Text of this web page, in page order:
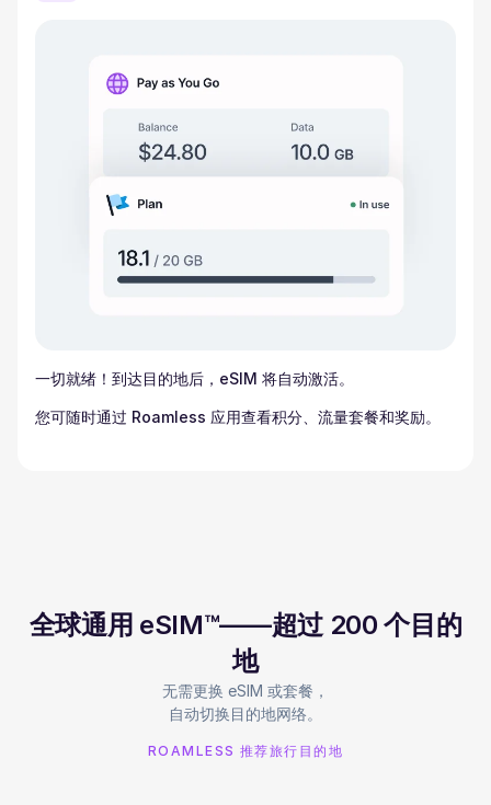
一切就绪！到达目的地后，eSIM 将自动激活。
您可随时通过 Roamless 应用查看积分、流量套餐和奖励。
全球通用 eSIM™——超过 200 个目的
地
无需更换 eSIM 或套餐，
自动切换目的地网络。
ROAMLESS 推荐旅行目的地